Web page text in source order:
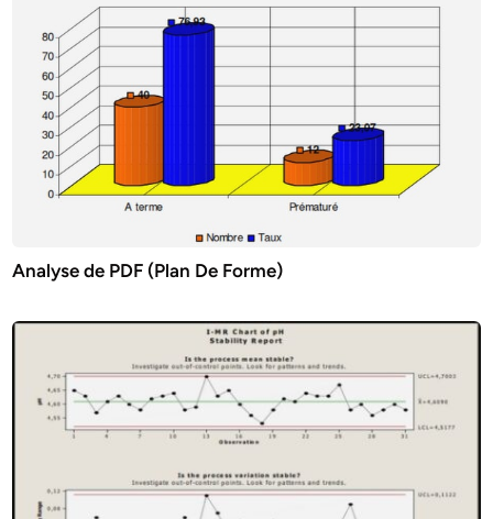
Analyse de PDF (Plan De Forme)